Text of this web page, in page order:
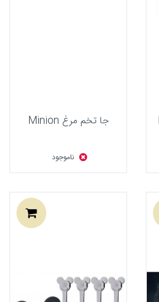
جا تخم مرغ Minion
ناموجود